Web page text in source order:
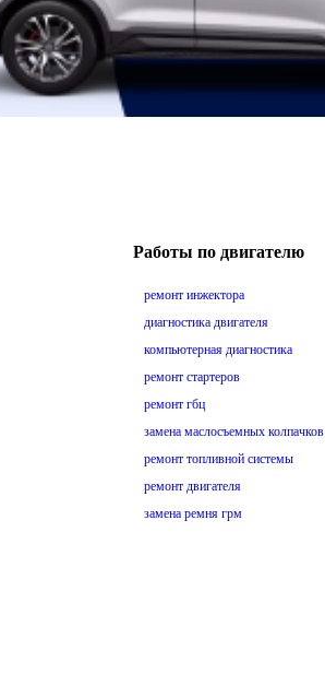
Работы по двигателю
ремонт инжектора
диагностика двигателя
компьютерная диагностика
ремонт стартеров
ремонт гбц
замена маслосъемных колпачков
ремонт топливной системы
ремонт двигателя
замена ремня грм